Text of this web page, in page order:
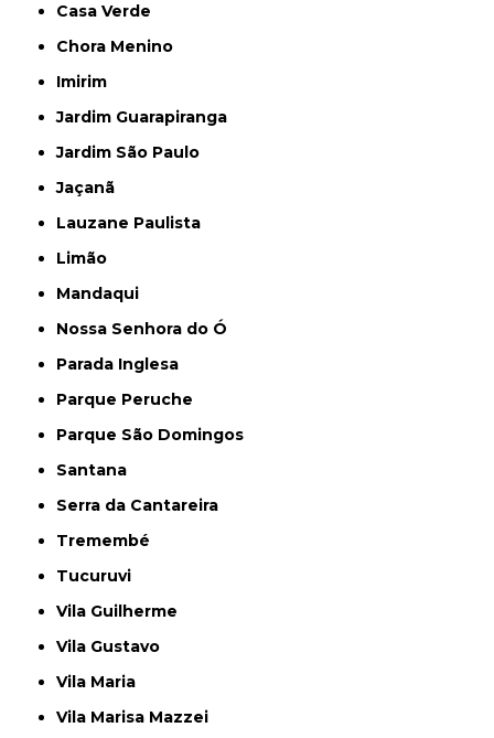
Casa Verde
Chora Menino
Imirim
Jardim Guarapiranga
Jardim São Paulo
Jaçanã
Lauzane Paulista
Limão
Mandaqui
Nossa Senhora do Ó
Parada Inglesa
Parque Peruche
Parque São Domingos
Santana
Serra da Cantareira
Tremembé
Tucuruvi
Vila Guilherme
Vila Gustavo
Vila Maria
Vila Marisa Mazzei